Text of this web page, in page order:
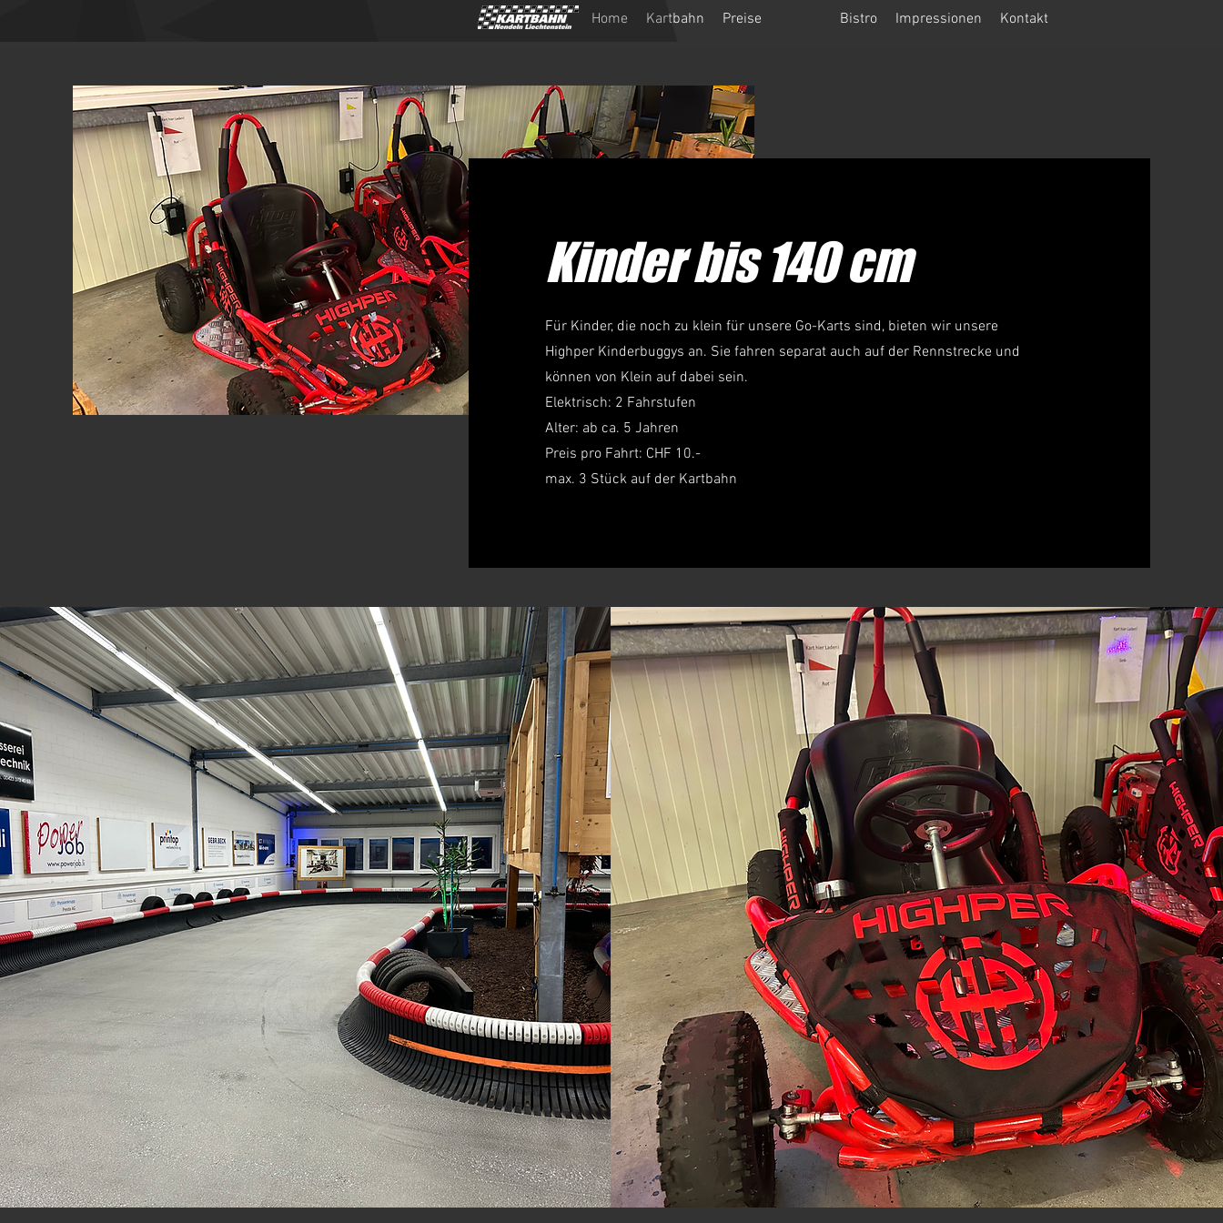
Home Kartbahn Preise Bistro Impressionen Kontakt
Kinder bis 140 cm
Für Kinder, die noch zu klein für unsere Go-Karts sind, bieten wir unsere
Highper Kinderbuggys an. Sie fahren separat auch auf der Rennstrecke und
können von Klein auf dabei sein.
Elektrisch: 2 Fahrstufen
Alter: ab ca. 5 Jahren
Preis pro Fahrt: CHF 10.-
max. 3 Stück auf der Kartbahn